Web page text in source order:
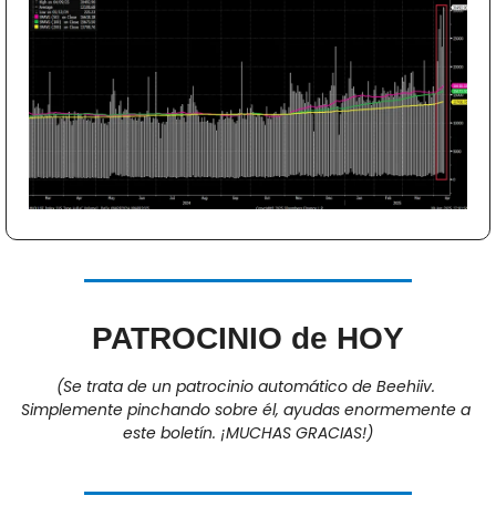
PATROCINIO de HOY
(Se trata de un patrocinio automático de Beehiiv.
Simplemente pinchando sobre él, ayudas enormemente a
este boletín. ¡MUCHAS GRACIAS!)